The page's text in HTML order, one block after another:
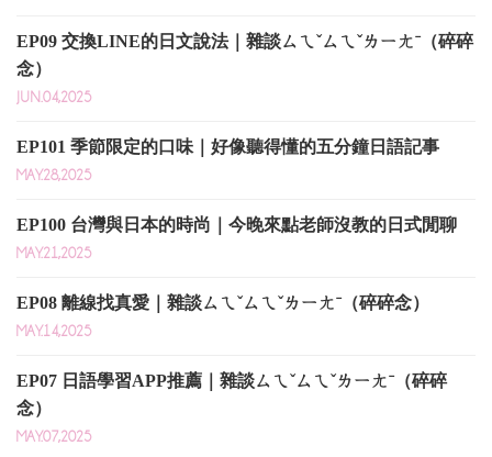
EP09 交換LINE的日文說法｜雜談ㄙㄟˇㄙㄟˇㄌㄧㄤˉ（碎碎
念）
JUN.04,2025
EP101 季節限定的口味｜好像聽得懂的五分鐘日語記事
MAY.28,2025
EP100 台灣與日本的時尚｜今晚來點老師沒教的日式閒聊
MAY.21,2025
EP08 離線找真愛｜雜談ㄙㄟˇㄙㄟˇㄌㄧㄤˉ（碎碎念）
MAY.14,2025
EP07 日語學習APP推薦｜雜談ㄙㄟˇㄙㄟˇㄌㄧㄤˉ（碎碎
念）
MAY.07,2025